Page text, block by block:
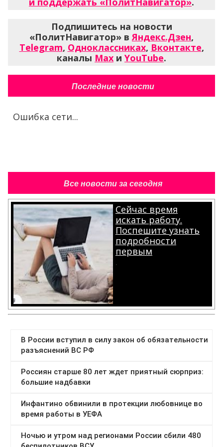
Подпишитесь на новости
«ПолитНавигатор» вЯндекс.Дзен,
Telegram, Одноклассниках, Вконтакте,
каналы Max и YouTube.
Последние новости
Ошибка сети...
Все новости за сегодня
Сейчас время
искать работу.
Поспешите узнать
подробности
первым
.